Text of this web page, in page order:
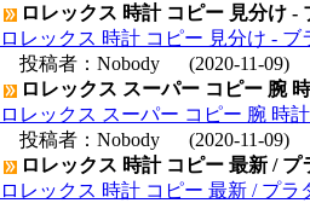
ロレックス 時計 コピー 見分け -
ロレックス 時計 コピー 見分け -
投稿者： Nobody (2020-11-09)
ロレックス スーパー コピー 腕
ロレックス スーパー コピー 腕 時
投稿者： Nobody (2020-11-09)
ロレックス 時計 コピー 最新 /
ロレックス 時計 コピー 最新 / プラ